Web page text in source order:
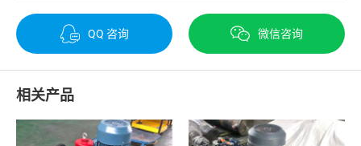
QQ 咨询 微信咨询
相关产品